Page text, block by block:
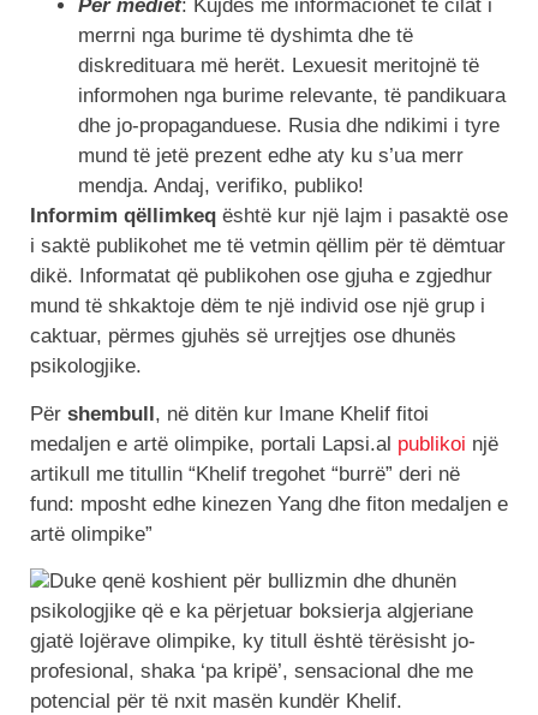
Për mediet: Kujdes me informacionet të cilat i
merrni nga burime të dyshimta dhe të
diskredituara më herët. Lexuesit meritojnë të
informohen nga burime relevante, të pandikuara
dhe jo-propaganduese. Rusia dhe ndikimi i tyre
mund të jetë prezent edhe aty ku s’ua merr
mendja. Andaj, verifiko, publiko!
Informim qëllimkeq është kur një lajm i pasaktë ose
i saktë publikohet me të vetmin qëllim për të dëmtuar
dikë. Informatat që publikohen ose gjuha e zgjedhur
mund të shkaktoje dëm te një individ ose një grup i
caktuar, përmes gjuhës së urrejtjes ose dhunës
psikologjike.
Për shembull, në ditën kur Imane Khelif fitoi
medaljen e artë olimpike, portali Lapsi.al publikoi një
artikull me titullin “Khelif tregohet “burrë” deri në
fund: mposht edhe kinezen Yang dhe fiton medaljen e
artë olimpike”
Duke qenë koshient për bullizmin dhe dhunën
psikologjike që e ka përjetuar boksierja algjeriane
gjatë lojërave olimpike, ky titull është tërësisht jo-
profesional, shaka ‘pa kripë’, sensacional dhe me
potencial për të nxit masën kundër Khelif.